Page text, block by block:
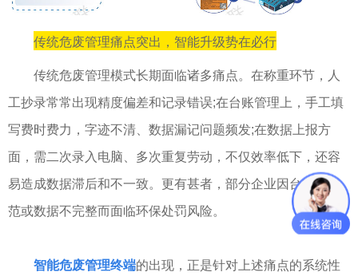
传统危废管理痛点突出，智能升级势在必行
传统危废管理模式长期面临诸多痛点。在称重环节，人
工抄录常常出现精度偏差和记录错误;在台账管理上，手工填
写费时费力，字迹不清、数据漏记问题频发;在数据上报方
面，需二次录入电脑、多次重复劳动，不仅效率低下，还容
易造成数据滞后和不一致。更有甚者，部分企业因台账不规
范或数据不完整而面临环保处罚风险。
智能危废管理终端的出现，正是针对上述痛点的系统性